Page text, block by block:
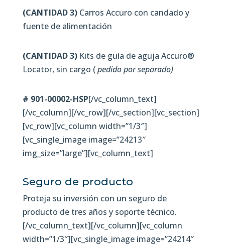
(CANTIDAD 3)Carros Accuro con candado y
fuente de alimentación
(CANTIDAD 3)Kits de guía de aguja Accuro®
Locator, sin cargo (pedido por separado)
# 901-00002-HSP[/vc_column_text]
[/vc_column][/vc_row][/vc_section][vc_section]
[vc_row][vc_column width=”1/3″]
[vc_single_image image=”24213″
img_size=”large”][vc_column_text]
Seguro de producto
Proteja su inversión con un seguro de
producto de tres años y soporte técnico.
[/vc_column_text][/vc_column][vc_column
width=”1/3″][vc_single_image image=”24214″